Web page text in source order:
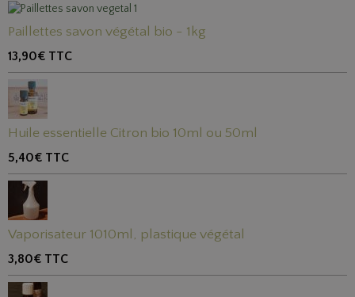
Paillettes savon végétal bio - 1kg
13,90€ TTC
Huile essentielle Citron bio 10ml ou 50ml
5,40€ TTC
Vaporisateur 1010ml, plastique végétal
3,80€ TTC